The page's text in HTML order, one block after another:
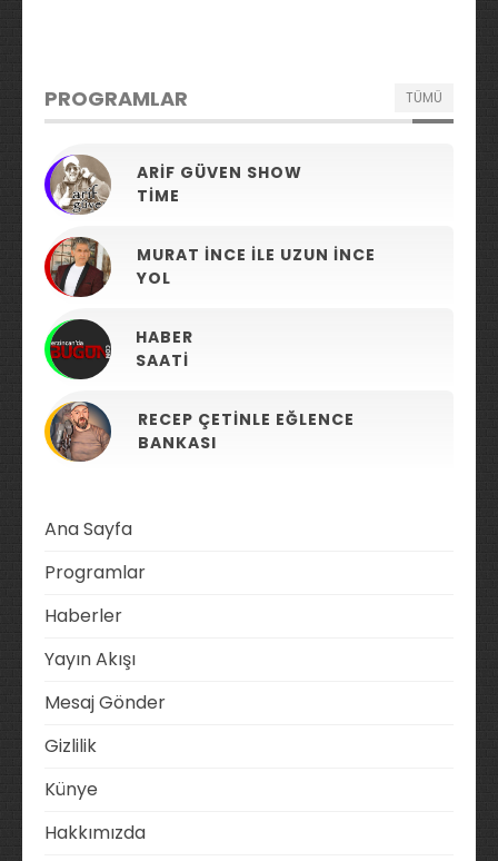
PROGRAMLAR TÜMÜ
ARIF GÜVEN SHOW
TIME
MURAT İNCE ILE UZUN İNCE
YOL
HABER
SAATI
RECEP ÇETINLE EĞLENCE
BANKASI
Ana Sayfa
Programlar
Haberler
Yayın Akışı
Mesaj Gönder
Gizlilik
Künye
Hakkımızda